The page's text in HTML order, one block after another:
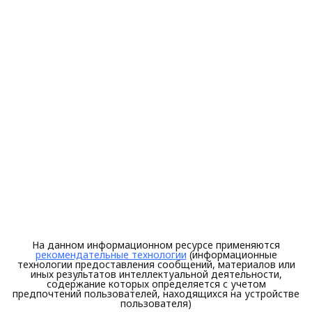
На данном информационном ресурсе применяются
рекомендательные технологии (информационные
технологии предоставления сообщений, материалов или
иных результатов интеллектуальной деятельности,
содержание которых определяется с учетом
предпочтений пользователей, находящихся на устройстве
пользователя)